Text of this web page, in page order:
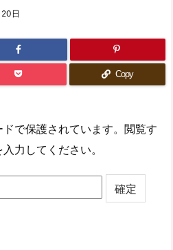
日
Copy
で保護されています。閲覧す
力してください。